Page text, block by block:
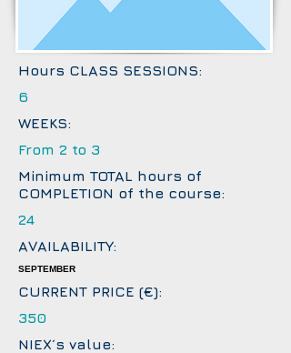
Hours CLASS SESSIONS:
6
WEEKS:
From 2 to 3
Minimum TOTAL hours of
COMPLETION of the course:
24
AVAILABILITY:
SEPTEMBER
CURRENT PRICE (€):
350
NIEX´s value: